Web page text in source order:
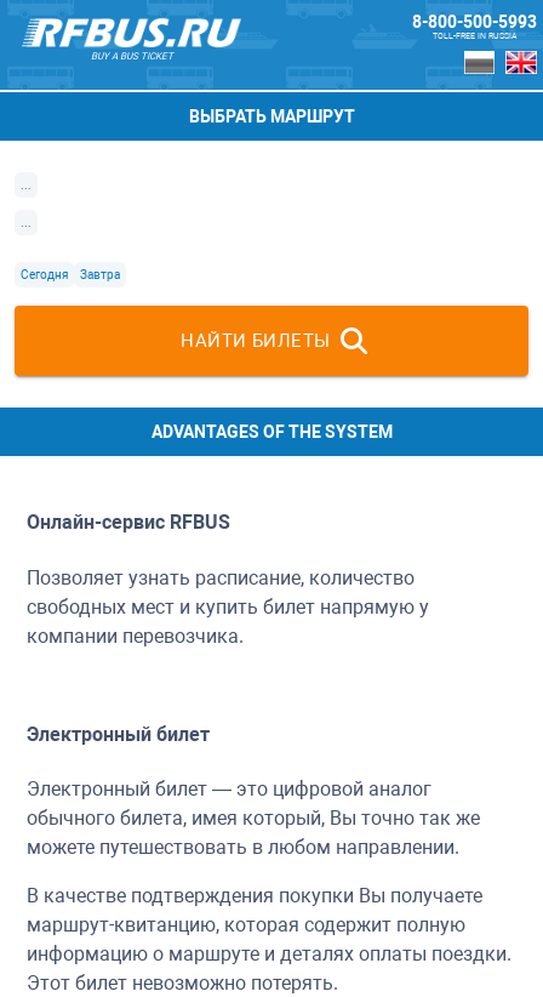
BUY A BUS TICKET
8-800-500-5993
TOLL-FREE IN RUSSIA
ВЫБРАТЬ МАРШРУТ
Сегодня Завтра
НАЙТИ БИЛЕТЫ
ADVANTAGES OF THE SYSTEM
Онлайн-сервис RFBUS
Позволяет узнать расписание, количество
свободных мест и купить билет напрямую у
компании перевозчика.
Электронный билет
Электронный билет — это цифровой аналог
обычного билета, имея который, Вы точно так же
можете путешествовать в любом направлении.
В качестве подтверждения покупки Вы получаете
маршрут-квитанцию, которая содержит полную
информацию о маршруте и деталях оплаты поездки.
Этот билет невозможно потерять.